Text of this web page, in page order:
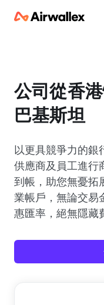
公司從香
巴基斯坦
以更具競爭力的銀
供應商及員工進行
到帳，助您無憂拓
業帳戶，無論交易
惠匯率，絕無隱藏